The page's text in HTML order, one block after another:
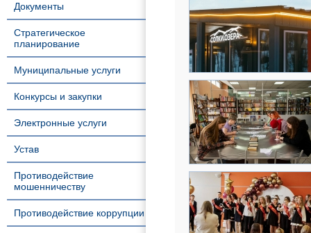
Документы
Стратегическое
планирование
Муниципальные услуги
Конкурсы и закупки
Электронные услуги
Устав
Противодействие
мошенничеству
Противодействие коррупции